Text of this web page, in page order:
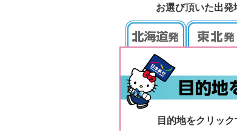
お選び頂いた出発
目的地をクリッ